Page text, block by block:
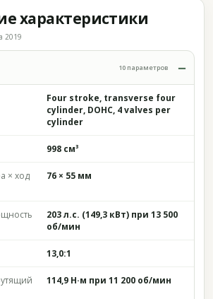
характеристики
2019
10 параметров
Four stroke, transverse four
cylinder, DOHC, 4 valves per
cylinder
998 см³
× ход
76 × 55 мм
203 л.с. (149,3 кВт) при 13 500
об/мин
13,0:1
114,9 Н·м при 11 200 об/мин